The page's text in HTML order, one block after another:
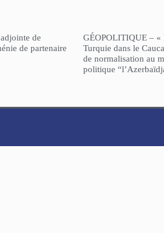
de
de partenaire
GÉOPOLITIQUE –
Turquie dans le
de normalisation au
politique